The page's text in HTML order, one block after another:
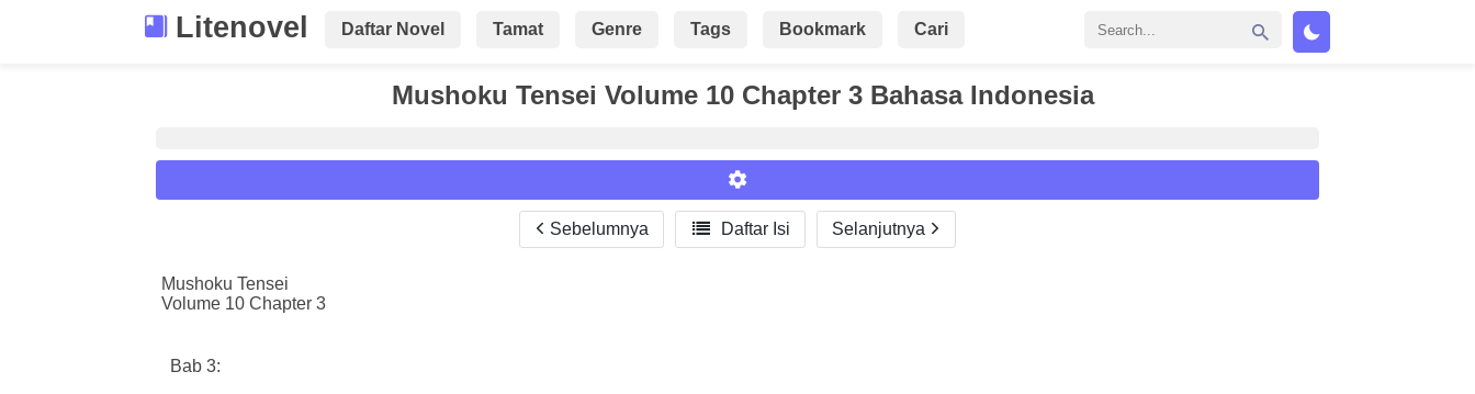
Litenovel Daftar Novel Tamat Genre Tags Bookmark Cari
Mushoku Tensei Volume 10 Chapter 3 Bahasa Indonesia
Font :
Titillium Web
Arial
Sebelumnya  Daftar Isi Selanjutnya
Mushoku Tensei
Volume 10 Chapter 3
Bab 3: